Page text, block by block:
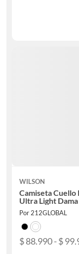
WILSON
Camiseta Cuello
Ultra Light Dama
Por 212GLOBAL
$ 88.990 - $